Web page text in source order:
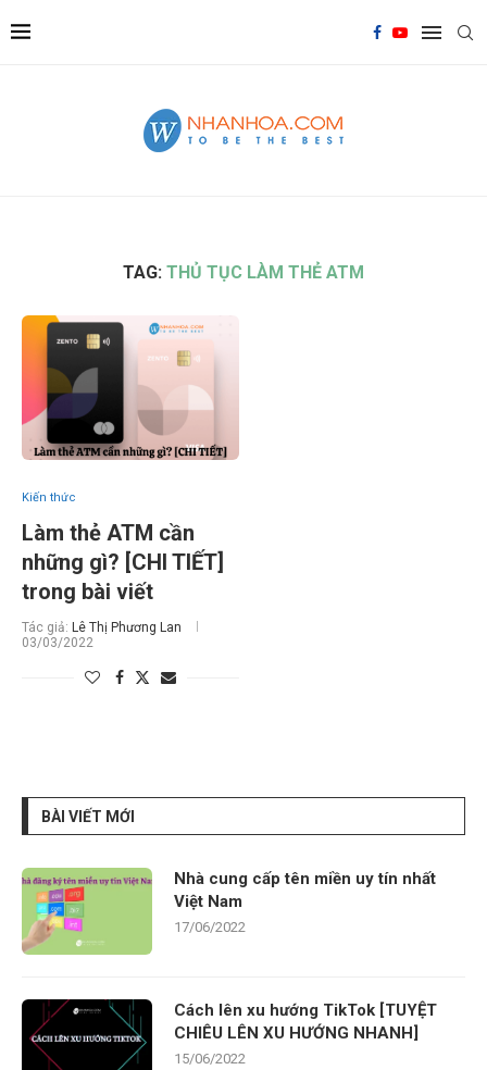
TAG: THỦ TỤC LÀM THẺ ATM
Kiến thức
Làm thẻ ATM cần
những gì? [CHI TIẾT]
trong bài viết
Tác giả: Lê Thị Phương Lan
03/03/2022
BÀI VIẾT MỚI
Nhà cung cấp tên miền uy tín nhất
Việt Nam
17/06/2022
Cách lên xu hướng TikTok [TUYỆT
CHIÊU LÊN XU HƯỚNG NHANH]
15/06/2022